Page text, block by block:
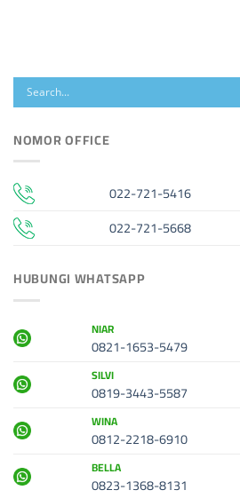
NOMOR OFFICE
022-721-5416
022-721-5668
HUBUNGI WHATSAPP
NIAR
0821-1653-5479
SILVI
0819-3443-5587
WINA
0812-2218-6910
BELLA
0823-1368-8131